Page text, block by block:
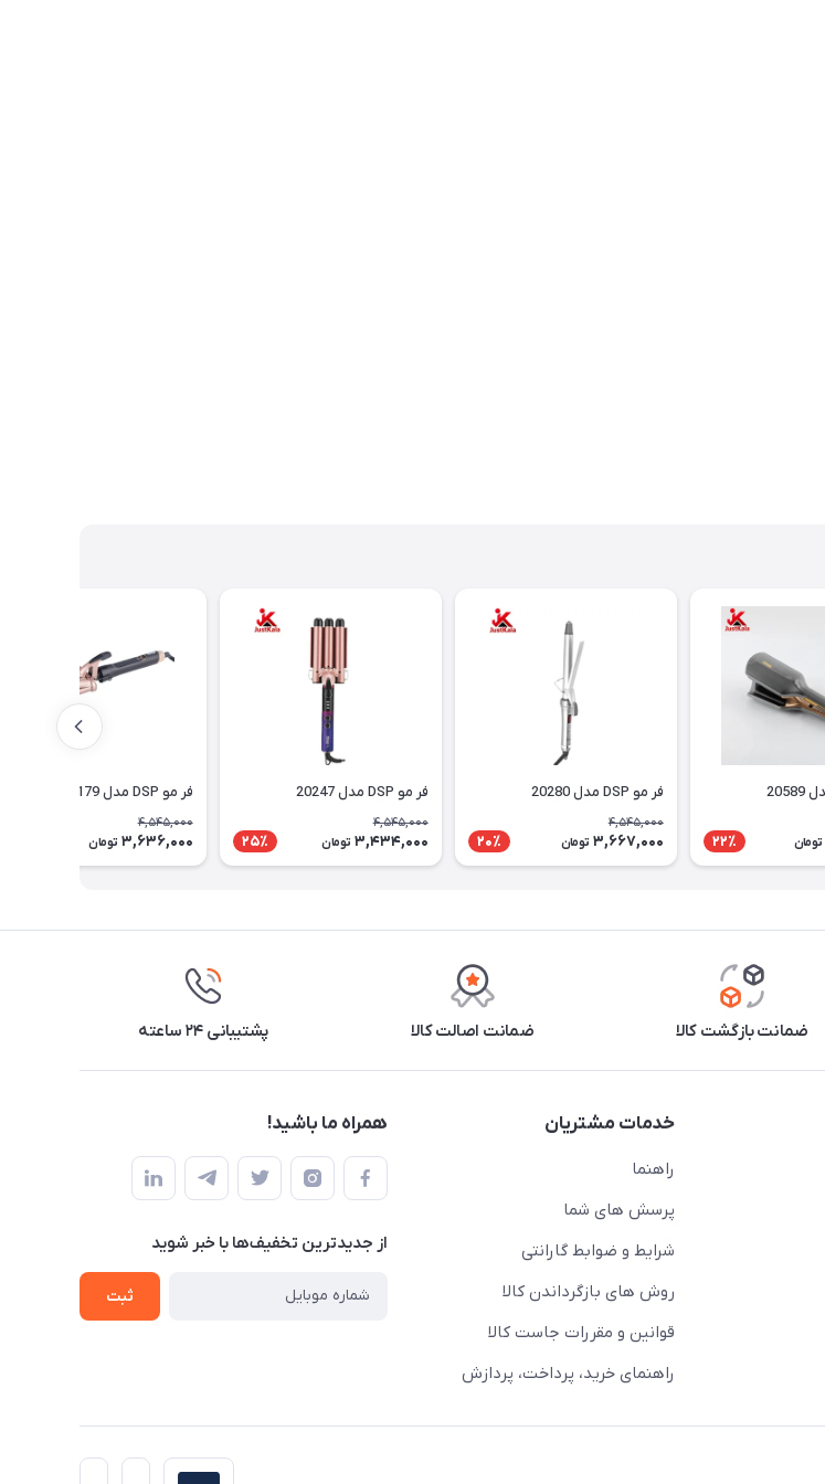
تومان 22٪
فر مو DSP مدل 20280
4,545,000
3,667,000 تومان 20٪
فر مو DSP مدل 20247
4,545,000
3,434,000 تومان 25٪
فر مو DSP مدل 20179
4,545,000
3,636,000 تومان
ضمانت بازگشت کالا ضمانت اصالت کالا پشتیبانی ۲۴ ساعته
خدمات مشتریان
راهنما
پرسش های شما
شرایط و ضوابط گارانتی
روش های بازگرداندن کالا
قوانین و مقررات جاست کالا
راهنمای خرید، پرداخت، پردازش
همراه ما باشید!
از جدید‌ترین تخفیف‌ها با‌ خبر شوید
ثبت